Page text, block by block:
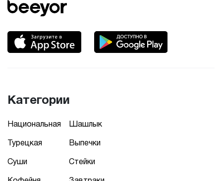
Категории
Национальная
Турецкая
Суши
Шашлык
Выпечки
Стейки